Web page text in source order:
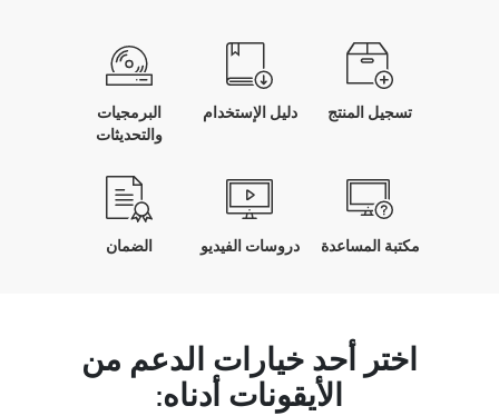
تسجيل المنتج دليل الإستخدام
البرمجيات
والتحديثات
مكتبة المساعدة دروسات الفيديو الضمان
اختر أحد خيارات الدعم من
الأيقونات أدناه: